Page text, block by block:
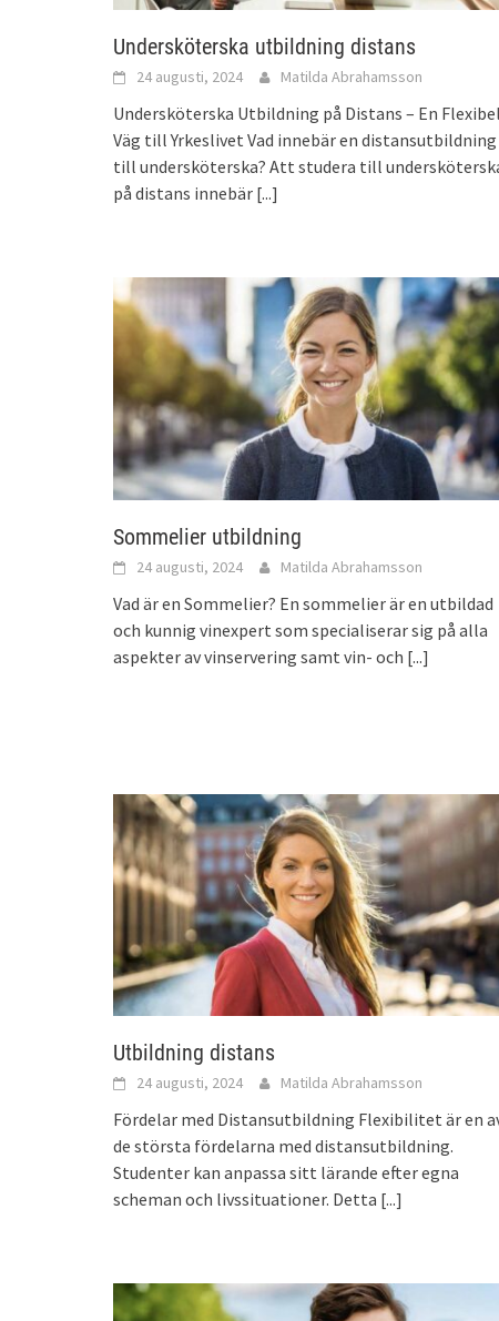
Undersköterska utbildning distans
24 augusti, 2024 Matilda Abrahamsson
Undersköterska Utbildning på Distans – En Flexibel
Väg till Yrkeslivet Vad innebär en distansutbildning
till undersköterska? Att studera till
på distans innebär [...]
Sommelier utbildning
24 augusti, 2024 Matilda Abrahamsson
Vad är en Sommelier? En sommelier är en utbildad
och kunnig vinexpert som specialiserar sig på alla
aspekter av vinservering samt vin- och [...]
Utbildning distans
24 augusti, 2024 Matilda Abrahamsson
Fördelar med Distansutbildning Flexibilitet är en
de största fördelarna med distansutbildning.
Studenter kan anpassa sitt lärande efter egna
scheman och livssituationer. Detta [...]